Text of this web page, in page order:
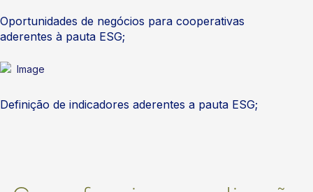
Oportunidades de negócios para cooperativas
aderentes à pauta ESG;
Definição de indicadores aderentes a pauta ESG;